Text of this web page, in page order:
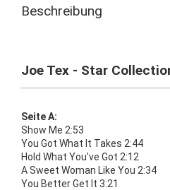
Beschreibung
Joe Tex - Star
Seite A:
Show Me 2:53
You Got What It Takes 2:44
Hold What You've Got 2:12
A Sweet Woman Like You 2:34
You Better Get It 3:21